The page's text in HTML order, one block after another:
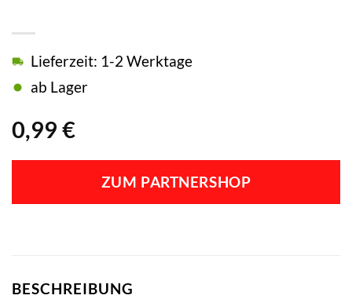
0,99 €
Lieferzeit: 1-2 Werktage
ab Lager
ZUM PARTNERSHOP
BESCHREIBUNG